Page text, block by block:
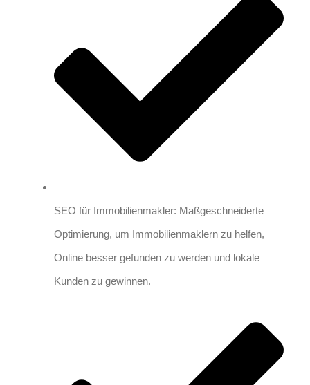
SEO für Immobilienmakler: Maßgeschneiderte
Optimierung, um Immobilienmaklern zu helfen,
Online besser gefunden zu werden und lokale
Kunden zu gewinnen.